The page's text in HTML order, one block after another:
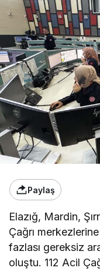
Paylaş
Elazığ, Mardin,
Çağrı
fazlası gereksiz
oluştu. 112 Acil